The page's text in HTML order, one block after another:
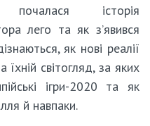
почалася історія
лего та як з’явився
як нові реалії
світогляд, за яких
ігри-2020 та як
й навпаки.